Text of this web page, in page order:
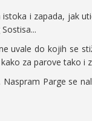
i zapada, jak
uvale do kojih se
za parove tako i
Parge se